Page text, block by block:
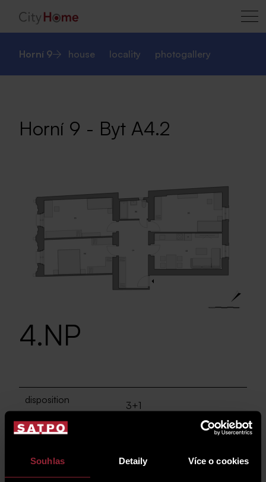
Souhlas Detaily Více o cookies
Horní 9 house locality photogallery
Horní 9 - Byt A4.2
4.NP
disposition 3+1
area